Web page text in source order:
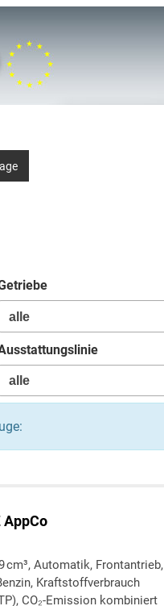
cm³, Automatik, Frontantrieb,
Kraftstoffverbrauch
CO₂-Emission kombiniert